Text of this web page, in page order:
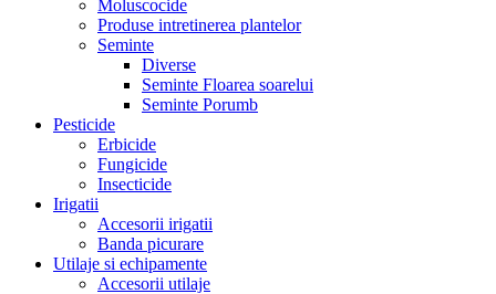
Moluscocide
Produse intretinerea plantelor
Seminte
Diverse
Seminte Floarea soarelui
Seminte Porumb
Pesticide
Erbicide
Fungicide
Insecticide
Irigatii
Accesorii irigatii
Banda picurare
Utilaje si echipamente
Accesorii utilaje